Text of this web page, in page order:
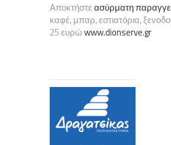
Αποκτήστεασύρματη
καφέ, μπαρ, εστιατόρια,
25 ευρώwww.dionserve.gr